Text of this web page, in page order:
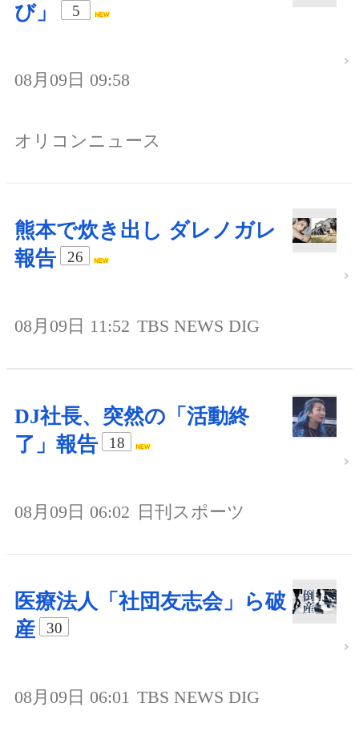
び」
5
08月09日 09:58
オリコンニュース
熊本で炊き出し ダレノガレ
報告
26
08月09日 11:52 TBS NEWS DIG
DJ社長、突然の「活動終
了」報告
18
08月09日 06:02 日刊スポーツ
医療法人「社団友志会」ら破
産
30
08月09日 06:01 TBS NEWS DIG